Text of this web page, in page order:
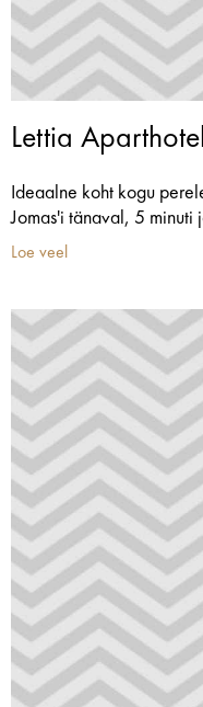
Lettia Aparthotel
Ideaalne koht kogu
Jomas'i tänaval, 5 minuti
Loe veel